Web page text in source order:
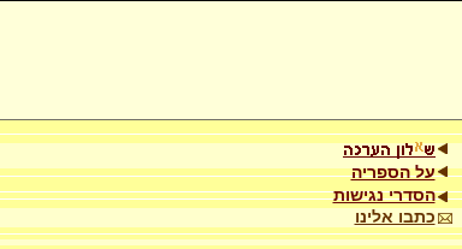
על הספריה
הסדרי נגישות
כתבו אלינו